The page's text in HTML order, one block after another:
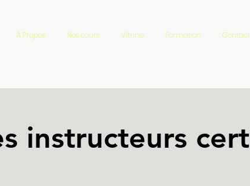
À Propos Nos cours Vitrine Formation Contact
instructeurs